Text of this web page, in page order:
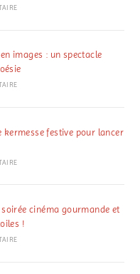
images : un spectacle
kermesse festive pour lancer
cinéma gourmande et
!